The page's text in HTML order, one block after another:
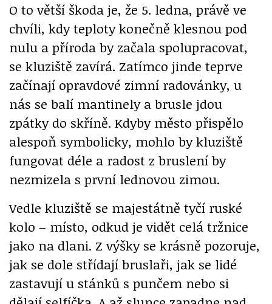
O to větší škoda je, že 5. ledna, právě ve
chvíli, kdy teploty konečně klesnou pod
nulu a příroda by začala spolupracovat,
se kluziště zavírá. Zatímco jinde teprve
začínají opravdové zimní radovánky, u
nás se balí mantinely a brusle jdou
zpátky do skříně. Kdyby město přispělo
alespoň symbolicky, mohlo by kluziště
fungovat déle a radost z bruslení by
nezmizela s první lednovou zimou.
Vedle kluziště se majestátně tyčí ruské
kolo – místo, odkud je vidět celá tržnice
jako na dlani. Z výšky se krásně pozoruje,
jak se dole střídají bruslaři, jak se lidé
zastavují u stánků s punčem nebo si